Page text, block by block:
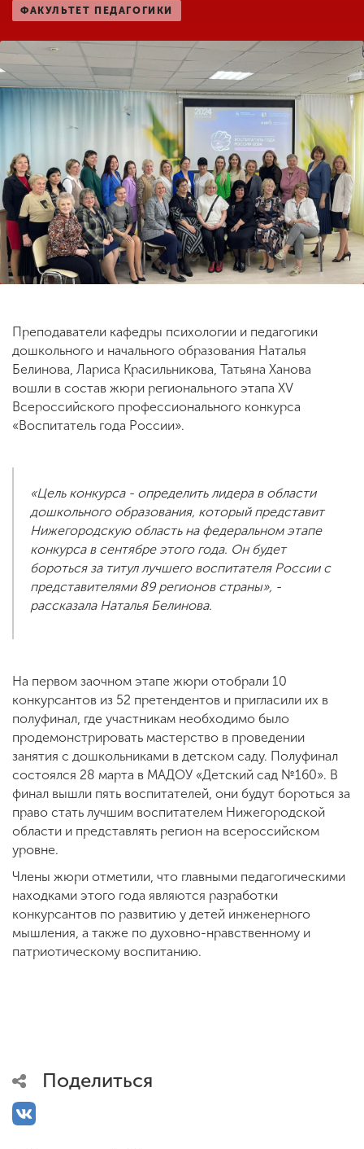
Сведения об
образовательной
организации
CHI
Приемная
комиссия
+7 (831) 262-26-20
ФАКУЛЬТЕТ ПЕДАГОГИКИ
Преподаватели кафедры психологии и педагогики
дошкольного и начального образования Наталья
Белинова, Лариса Красильникова, Татьяна Ханова
вошли в состав жюри регионального этапа XV
Всероссийского профессионального конкурса
«Воспитатель года России».
«Цель конкурса - определить лидера в области
дошкольного образования, который представит
Нижегородскую область на федеральном этапе
конкурса в сентябре этого года. Он будет
бороться за титул лучшего воспитателя России с
представителями 89 регионов страны», -
рассказала Наталья Белинова.
На первом заочном этапе жюри отобрали 10
конкурсантов из 52 претендентов и пригласили их в
полуфинал, где участникам необходимо было
продемонстрировать мастерство в проведении
занятия с дошкольниками в детском саду. Полуфинал
состоялся 28 марта в МАДОУ «Детский сад №160». В
финал вышли пять воспитателей, они будут бороться за
право стать лучшим воспитателем Нижегородской
области и представлять регион на всероссийском
уровне.
Члены жюри отметили, что главными педагогическими
находками этого года являются разработки
конкурсантов по развитию у детей инженерного
мышления, а также по духовно-нравственному и
патриотическому воспитанию.
Поделиться